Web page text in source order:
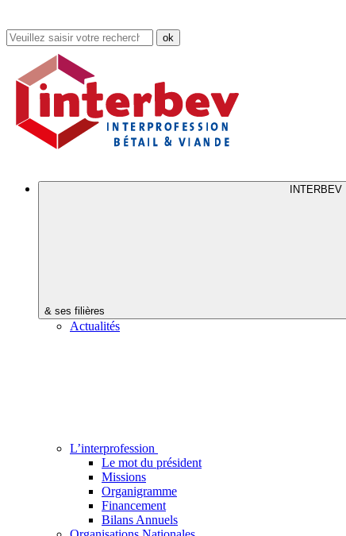
Rechercher
dans
site
INTERBEV
& ses filières
Actualités
L’interprofession
Le mot du président
Missions
Organigramme
Financement
Bilans Annuels